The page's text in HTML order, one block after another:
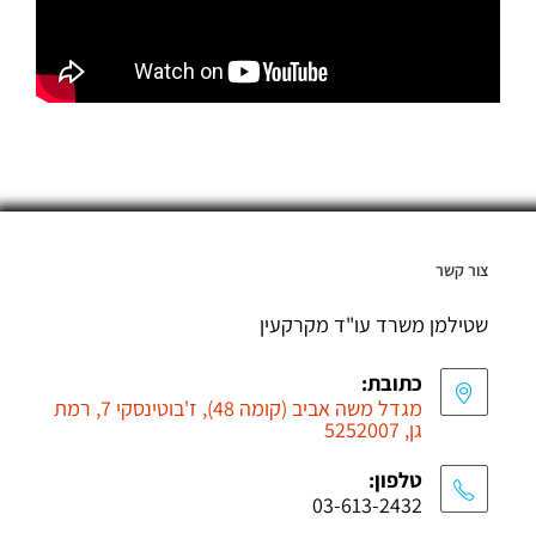
צור קשר
שטילמן משרד עו"ד מקרקעין
כתובת:
מגדל משה אביב (קומה 48), ז'בוטינסקי 7, רמת
גן, 5252007
טלפון:
03-613-2432